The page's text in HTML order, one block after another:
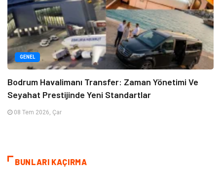
GENEL
Bodrum Havalimanı Transfer: Zaman Yönetimi Ve
Seyahat Prestijinde Yeni Standartlar
08 Tem 2026, Çar
BUNLARI KAÇIRMA